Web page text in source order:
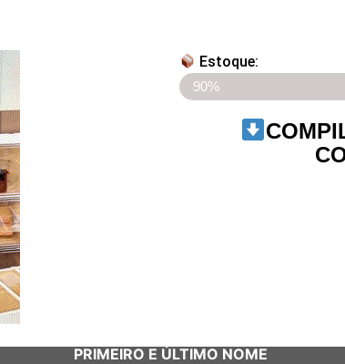
Estoque:
Últimos 5 artigos em
90%
PRIMEIRO E ÚLTIMO NOME